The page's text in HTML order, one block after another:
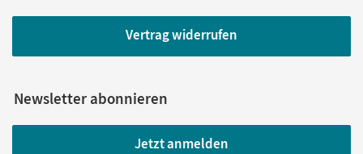
Vertrag widerrufen
Newsletter abonnieren
Jetzt anmelden